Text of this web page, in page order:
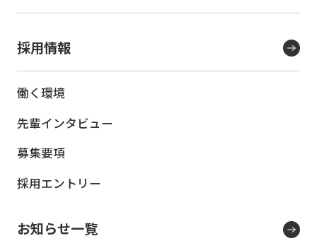
採用情報
働く環境
先輩インタビュー
募集要項
採用エントリー
お知らせ一覧